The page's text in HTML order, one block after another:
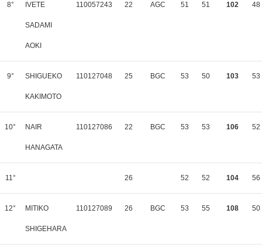
8° IVETE
SADAMI
AOKI
110057243 22 AGC 51 51 102 48
9° SHIGUEKO
KAKIMOTO
110127048 25 BGC 53 50 103 53
10° NAIR
HANAGATA
110127086 22 BGC 53 53 106 52
11° 26 52 52 104 56
12° MITIKO
SHIGEHARA
110127089 26 BGC 53 55 108 50